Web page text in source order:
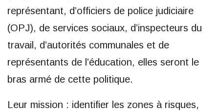
représentant, d’officiers de police judiciaire
(OPJ), de services sociaux, d’inspecteurs du
travail, d’autorités communales et de
représentants de l’éducation, elles seront le
bras armé de cette politique.
Leur mission : identifier les zones à risques,